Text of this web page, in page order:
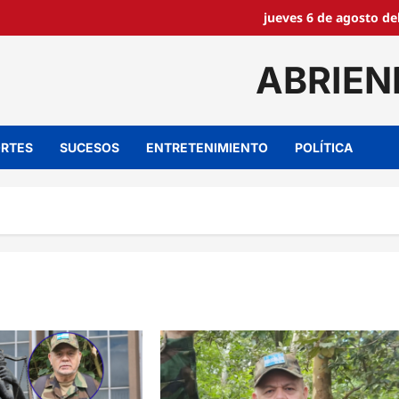
jueves 6 de agosto
SUCESOS ENTRETENIMIENTO POLÍTICA